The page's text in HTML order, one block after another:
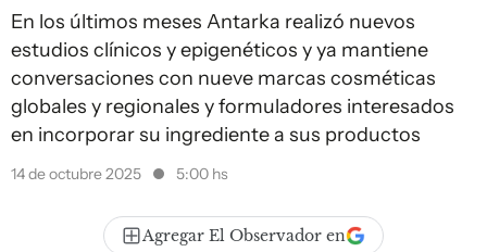
En los últimos meses Antarka realizó nuevos
estudios clínicos y epigenéticos y ya mantiene
conversaciones con nueve marcas cosméticas
globales y regionales y formuladores interesados
en incorporar su ingrediente a sus productos
14 de octubre 2025 5:00 hs
Agregar El Observador en